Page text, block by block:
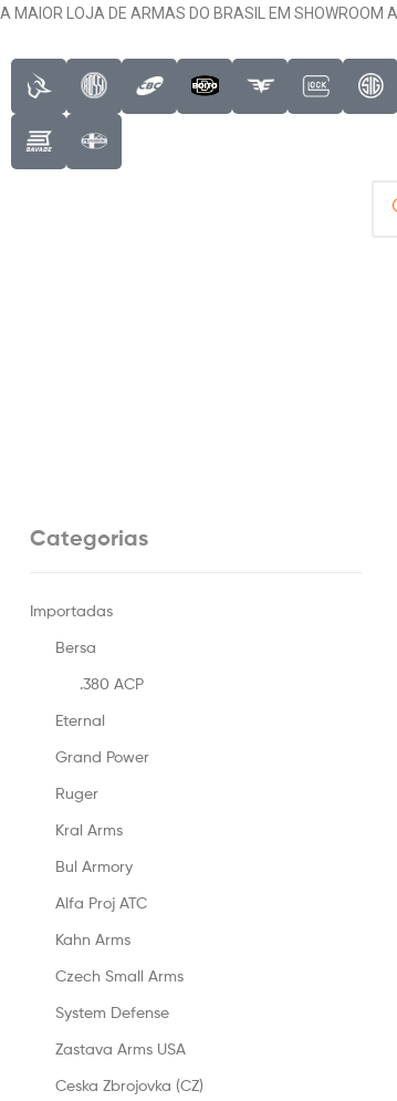
A MAIOR LOJA DE ARMAS DO BRASIL EM SHOWROOM
Categorias
Importadas
Bersa
.380 ACP
Eternal
Grand Power
Ruger
Kral Arms
Bul Armory
Alfa Proj ATC
Kahn Arms
Czech Small Arms
System Defense
Zastava Arms USA
Ceska Zbrojovka (CZ)